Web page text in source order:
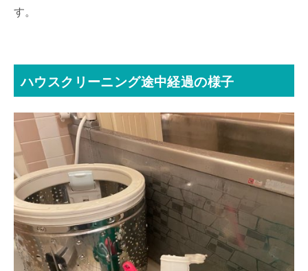
す。
ハウスクリーニング途中経過の様子